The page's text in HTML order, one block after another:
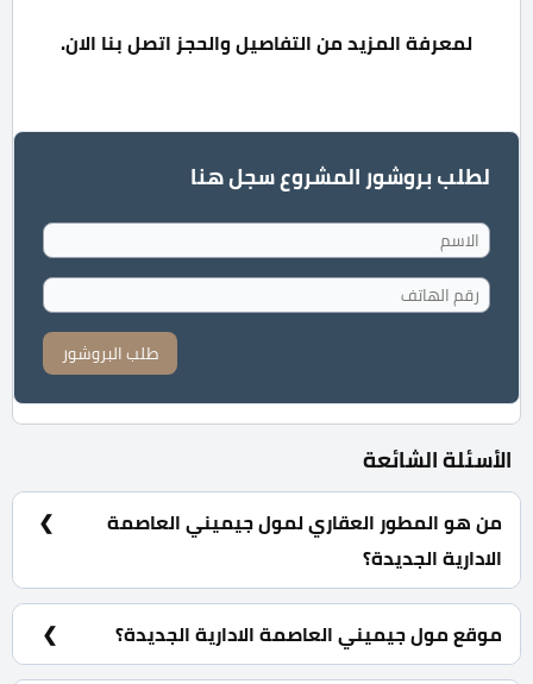
لمعرفة المزيد من التفاصيل والحجز اتصل بنا الان.
لطلب بروشور المشروع سجل هنا
طلب البروشور
الأسئلة الشائعة
من هو المطور العقاري لمول جيميني العاصمة
الادارية الجديدة؟
شركة مزايا للتطوير والاستثمار العقاري Mazaya
Developments.
موقع مول جيميني العاصمة الادارية الجديدة؟
مول جيميني العاصمة الادارية الجديدة يقع على محور